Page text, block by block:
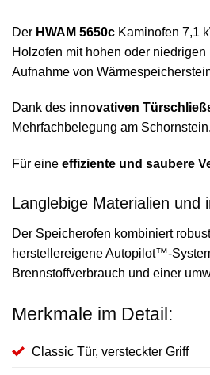
Der HWAM 5650c Kaminofen 7,1
Holzofen mit hohen oder
Aufnahme von
Dank des innovativen
Mehrfachbelegung am
Für eine effiziente und saubere
Langlebige Materialien und
Der Speicherofen kombiniert
herstellereigene Autopilot™-
Brennstoffverbrauch und einer
Merkmale im Detail:
Classic Tür, versteckter Griff